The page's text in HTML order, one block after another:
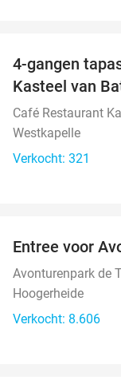
4-gangen
Kasteel van
Café Restaurant
Westkapelle
Verkocht: 321
Entree voor
Avonturenpark de
Hoogerheide
Verkocht: 8.606